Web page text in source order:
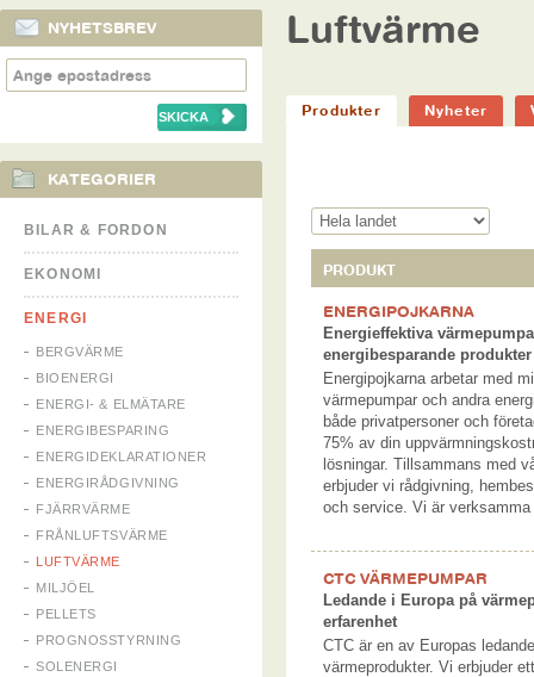
NYHETSBREV
KATEGORIER
BILAR & FORDON
EKONOMI
ENERGI
BERGVÄRME
BIOENERGI
ENERGI- & ELMÄTARE
ENERGIBESPARING
ENERGIDEKLARATIONER
ENERGIRÅDGIVNING
FJÄRRVÄRME
FRÅNLUFTSVÄRME
LUFTVÄRME
MILJÖEL
PELLETS
PROGNOSSTYRNING
SOLENERGI
Luftvärme
Produkter Nyheter
PRODUKT
ENERGIPOJKARNA
Energieffektiva
energibesparande produkter
Energipojkarna arbetar med
värmepumpar och andra
både privatpersoner och
75% av din
lösningar. Tillsammans med
erbjuder vi rådgivning,
och service. Vi är
CTC VÄRMEPUMPAR
Ledande i Europa på
erfarenhet
CTC är en av Europas
värmeprodukter. Vi erbjuder